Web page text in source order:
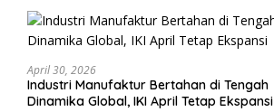
April 30, 2026
Industri Manufaktur Bertahan di Tengah
Dinamika Global, IKI April Tetap Ekspansi